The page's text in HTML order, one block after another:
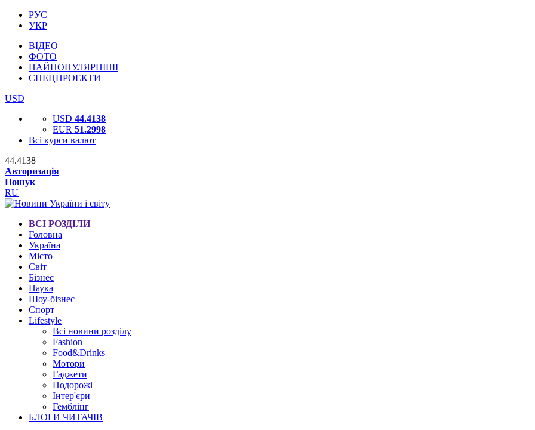
РУС
УКР
ВІДЕО
ФОТО
НАЙПОПУЛЯРНІШІ
СПЕЦПРОЕКТИ
USD
USD 44.4138
EUR 51.2998
Всі курси валют
44.4138
Авторизація
Пошук
RU
ВСІ РОЗДІЛИ
Головна
Україна
Місто
Світ
Бізнес
Наука
Шоу-бізнес
Спорт
Lifestyle
Всі новини розділу
Fashion
Food&Drinks
Мотори
Гаджети
Подорожі
Інтер'єри
Гемблінг
БЛОГИ ЧИТАЧІВ